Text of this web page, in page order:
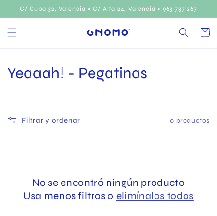
directamente
al contenido
C/ Cuba 32, Valencia • C/ Alta 24, Valencia • 963 737 267
Carrito
C
Yeaaah! - Pegatinas
Filtrar y ordenar 0 productos
No se encontró ningún producto
Usa menos filtros o elimínalos todos